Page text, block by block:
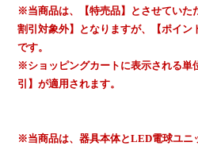
※当商品は、【特売品】とさせていた
割引対象外】となりますが、【ポイ
です。
※ショッピングカートに表示される単
引】が適用されます。
※当商品は、器具本体とLED電球ユニ